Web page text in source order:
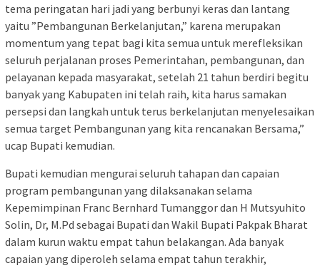
tema peringatan hari jadi yang berbunyi keras dan lantang
yaitu ”Pembangunan Berkelanjutan,” karena merupakan
momentum yang tepat bagi kita semua untuk merefleksikan
seluruh perjalanan proses Pemerintahan, pembangunan, dan
pelayanan kepada masyarakat, setelah 21 tahun berdiri begitu
banyak yang Kabupaten ini telah raih, kita harus samakan
persepsi dan langkah untuk terus berkelanjutan menyelesaikan
semua target Pembangunan yang kita rencanakan Bersama,”
ucap Bupati kemudian.
Bupati kemudian mengurai seluruh tahapan dan capaian
program pembangunan yang dilaksanakan selama
Kepemimpinan Franc Bernhard Tumanggor dan H Mutsyuhito
Solin, Dr, M.Pd sebagai Bupati dan Wakil Bupati Pakpak Bharat
dalam kurun waktu empat tahun belakangan. Ada banyak
capaian yang diperoleh selama empat tahun terakhir,